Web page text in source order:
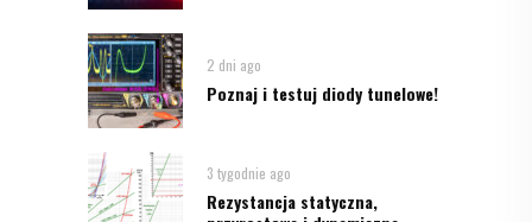
2 dni ago
Poznaj i testuj diody tunelowe!
3 tygodnie ago
Rezystancja statyczna,